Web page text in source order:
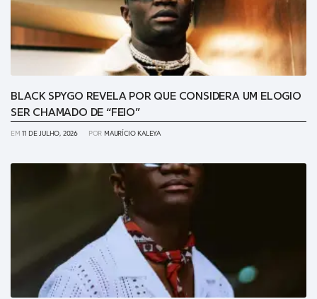
BLACK SPYGO REVELA POR QUE CONSIDERA UM ELOGIO
SER CHAMADO DE “FEIO”
EM11 DE JULHO, 2026 POR MAURÍCIO KALEYA